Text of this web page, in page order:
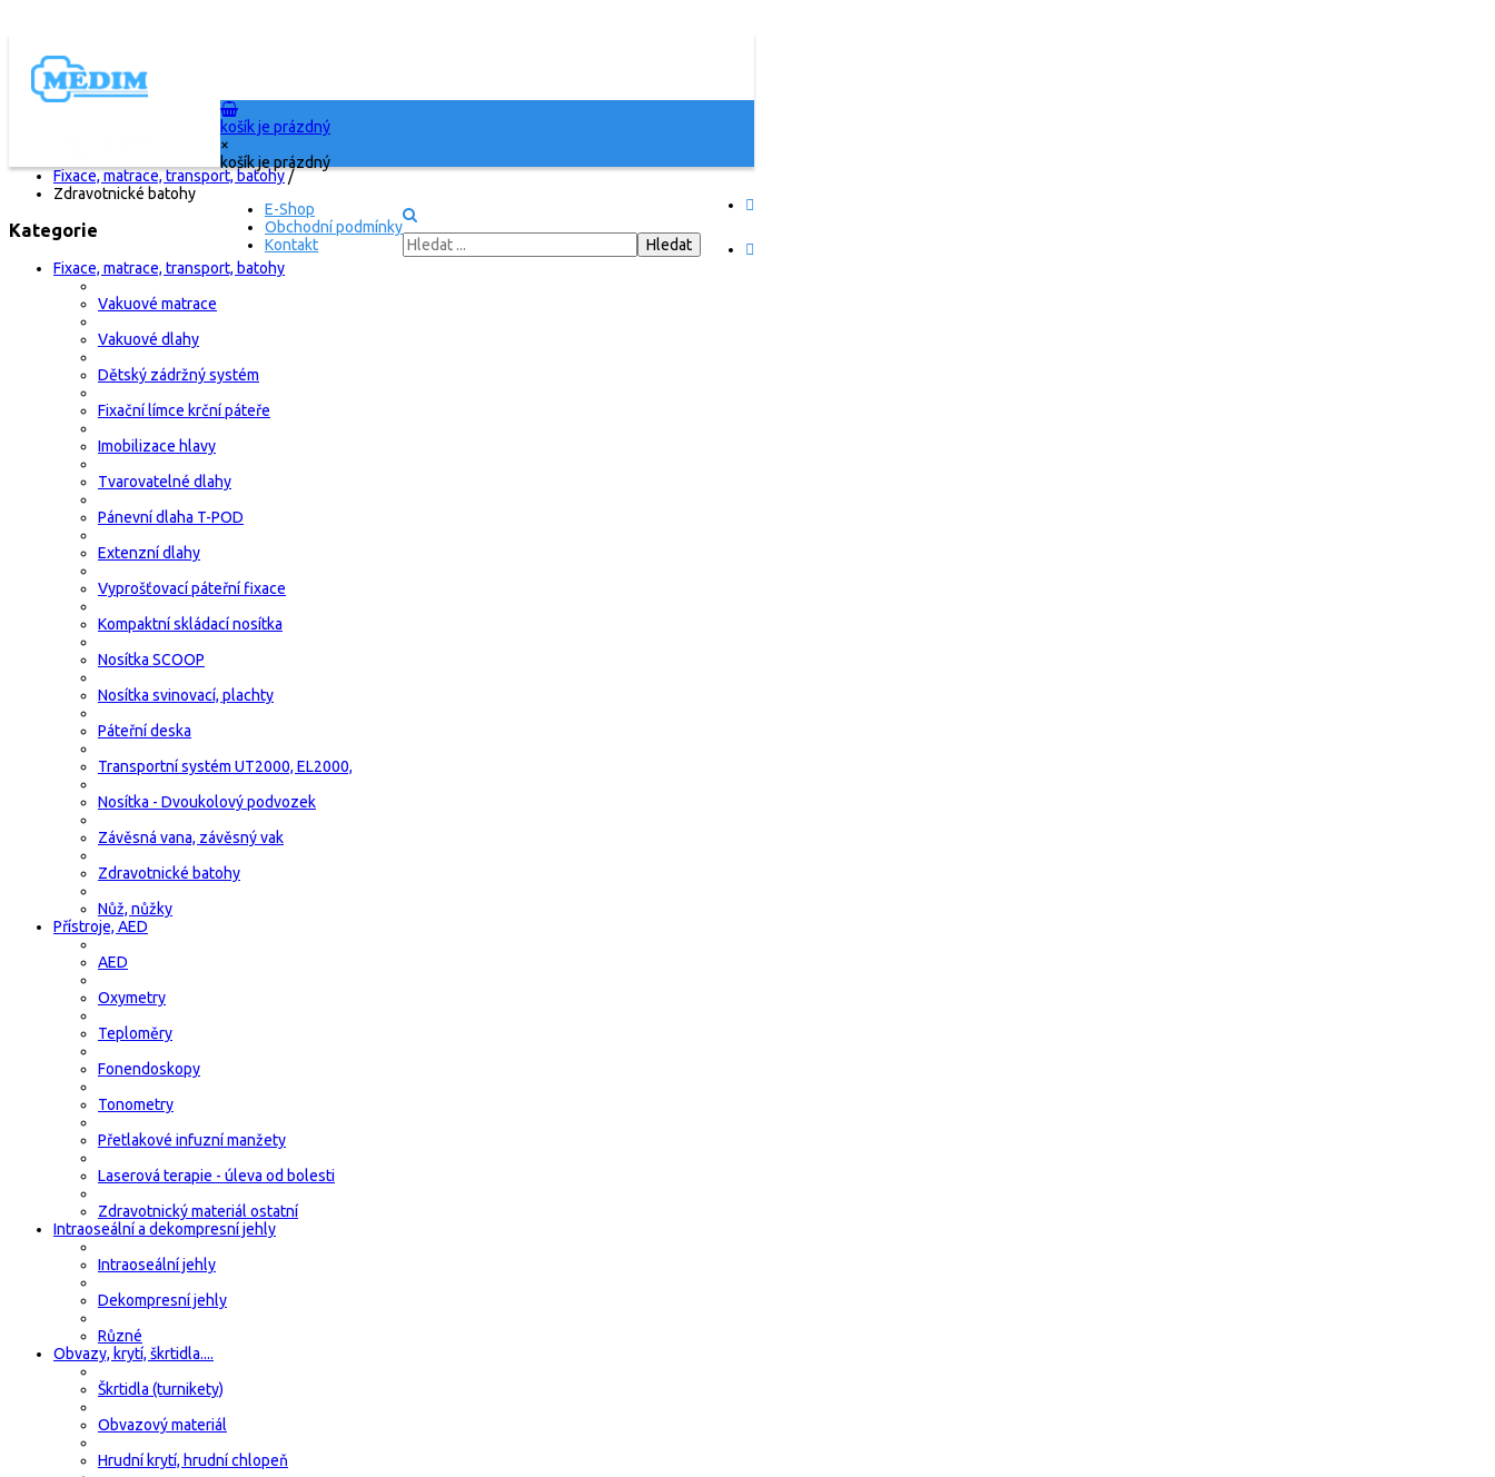
košík je prázdný
×
košík je prázdný
E-Shop
Obchodní podmínky
Kontakt
Fixace, matrace, transport, batohy/
Zdravotnické batohy
Kategorie
Fixace, matrace, transport, batohy
Vakuové matrace
Vakuové dlahy
Dětský zádržný systém
Fixační límce krční páteře
Imobilizace hlavy
Tvarovatelné dlahy
Pánevní dlaha T-POD
Extenzní dlahy
Vyprošťovací páteřní fixace
Kompaktní skládací nosítka
Nosítka SCOOP
Nosítka svinovací, plachty
Páteřní deska
Transportní systém UT2000, EL2000,
Nosítka - Dvoukolový podvozek
Závěsná vana, závěsný vak
Zdravotnické batohy
Nůž, nůžky
Přístroje, AED
AED
Oxymetry
Teploměry
Fonendoskopy
Tonometry
Přetlakové infuzní manžety
Laserová terapie - úleva od bolesti
Zdravotnický materiál ostatní
Intraoseální a dekompresní jehly
Intraoseální jehly
Dekompresní jehly
Různé
Obvazy, krytí, škrtidla....
Škrtidla (turnikety)
Obvazový materiál
Hrudní krytí, hrudní chlopeň